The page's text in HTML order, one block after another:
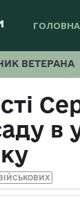
ГОЛОВНА
ВЕТЕРАНА
в
ВІЙСЬКОВИХ